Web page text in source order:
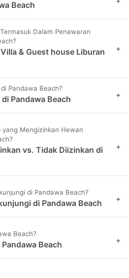
Beach
Dalam Penawaran
& Guest house Liburan
+
Pandawa Beach?
Pandawa Beach +
Mengizinkan Hewan
vs. Tidak Diizinkan di
+
di Pandawa Beach?
di Pandawa Beach +
Beach?
Beach +